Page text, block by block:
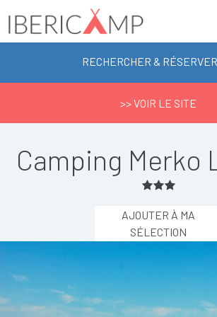
RECHERCHER & RÉSERVER
>> VOIR LE SITE
Camping Merko
AJOUTER À MA
SÉLECTION